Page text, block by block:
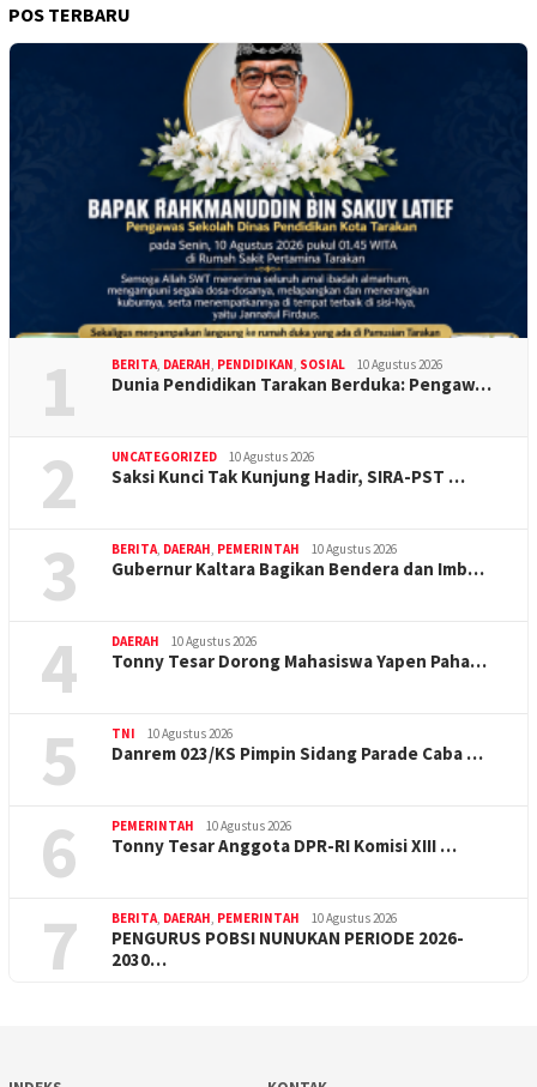
POS TERBARU
1 BERITA DAERAH PENDIDIKAN SOSIAL 10 Agustus 2026
Dunia Pendidikan Tarakan Berduka: Pengaw…
2 UNCATEGORIZED 10 Agustus 2026
Saksi Kunci Tak Kunjung Hadir, SIRA-PST …
3 BERITA DAERAH PEMERINTAH 10 Agustus 2026
Gubernur Kaltara Bagikan Bendera dan Imb…
4 DAERAH 10 Agustus 2026
Tonny Tesar Dorong Mahasiswa Yapen Paha…
5 TNI 10 Agustus 2026
Danrem 023/KS Pimpin Sidang Parade Caba …
6 PEMERINTAH 10 Agustus 2026
Tonny Tesar Anggota DPR-RI Komisi XIII …
7 BERITA DAERAH PEMERINTAH 10 Agustus 2026
PENGURUS POBSI NUNUKAN PERIODE 2026-
2030…